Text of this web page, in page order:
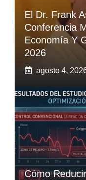
El Dr. Frank
Conferencia
Economía Y
2026
agosto 4,
Cómo